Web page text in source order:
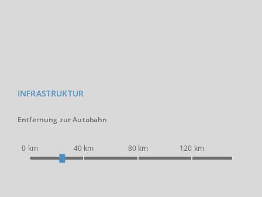
INFRASTRUKTUR
Entfernung zur Autobahn
0 km 40 km 80 km 120 km